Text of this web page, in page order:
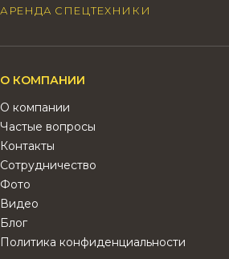
АРЕНДА СПЕЦТЕХНИКИ
О КОМПАНИИ
О компании
Частые вопросы
Контакты
Сотрудничество
Фото
Видео
Блог
Политика конфиденциальности